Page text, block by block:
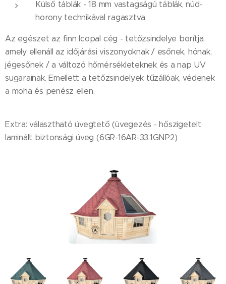
Külső táblák - 18 mm vastagságú táblák, núd-
horony technikával ragasztva
Az egészet az finn Icopal cég - tetőzsindelye borítja,
amely ellenáll az időjárási viszonyoknak / esőnek, hónak,
jégesőnek / a változó hőmérsékleteknek és a nap UV
sugarainak. Emellett a tetőzsindelyek tűzállóak, védenek
a moha és penész ellen.
Extra: választható üvegtető (üvegezés - hőszigetelt
laminált biztonsági üveg (6GR-16AR-33.1GNP2)